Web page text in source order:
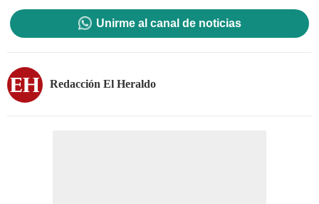
Unirme al canal de noticias
Redacción El Heraldo